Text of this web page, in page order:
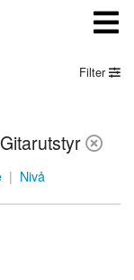
Filter
| Nivå